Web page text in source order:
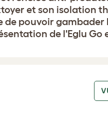
et son isolation
de pouvoir
de l'Eglu